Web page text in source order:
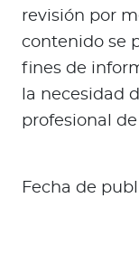
revisión por
contenido se
fines de
la necesidad
profesional
Fecha de